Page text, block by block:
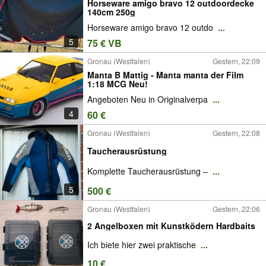
5
Horseware amigo bravo 12 outdoordecke
140cm 250g
Horseware amigo bravo 12 outdo ...
75 € VB
4
Gronau (Westfalen) Gestern, 22:09
Manta B Mattig - Manta manta der Film
1:18 MCG Neu!
Angeboten Neu in Originalverpa ...
60 €
5
Gronau (Westfalen) Gestern, 22:08
Taucherausrüstung
Komplette Taucherausrüstung – ...
500 €
Gronau (Westfalen) Gestern, 22:06
2 Angelboxen mit Kunstködern Hardbaits
Ich biete hier zwei praktische ...